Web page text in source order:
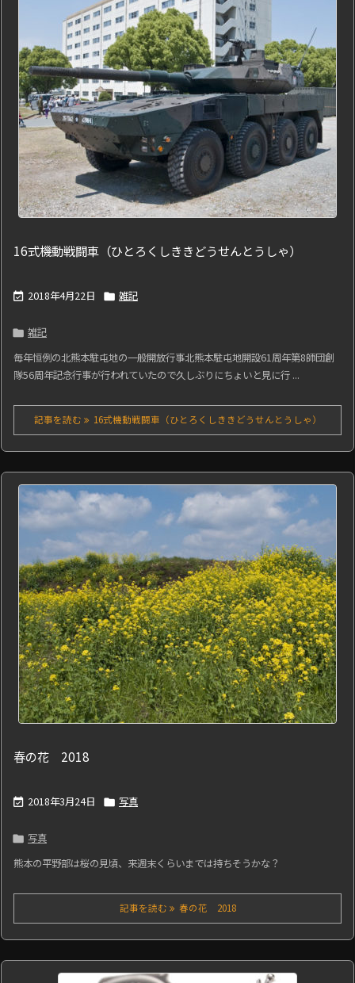
16式機動戦闘車（ひとろくしききどうせんとうしゃ）
 2018年4月22日  雑記
 雑記
毎年恒例の北熊本駐屯地の一般開放行事北熊本駐屯地開設61周年第8師団創
隊56周年記念行事が行われていたので久しぶりにちょいと見に行 ...
記事を読む 16式機動戦闘車（ひとろくしききどうせんとうしゃ）
春の花 2018
 2018年3月24日  写真
 写真
熊本の平野部は桜の見頃、来週末くらいまでは持ちそうかな？
記事を読む 春の花 2018